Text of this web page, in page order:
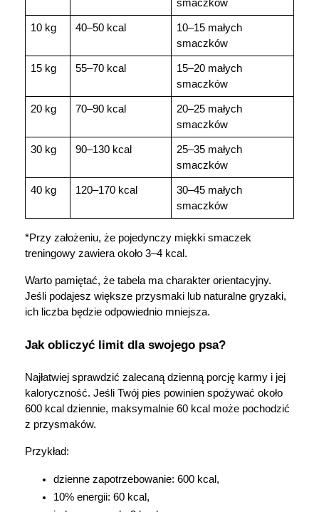
smaczków
10 kg 40–50 kcal
10–15 małych
smaczków
15 kg 55–70 kcal
15–20 małych
smaczków
20 kg 70–90 kcal
20–25 małych
smaczków
30 kg 90–130 kcal
25–35 małych
smaczków
40 kg 120–170 kcal
30–45 małych
smaczków
*Przy założeniu, że pojedynczy miękki smaczek
treningowy zawiera około 3–4 kcal.
Warto pamiętać, że tabela ma charakter orientacyjny.
Jeśli podajesz większe przysmaki lub naturalne gryzaki,
ich liczba będzie odpowiednio mniejsza.
Jak obliczyć limit dla swojego psa?
Najłatwiej sprawdzić zalecaną dzienną porcję karmy i jej
kaloryczność. Jeśli Twój pies powinien spożywać około
600 kcal dziennie, maksymalnie 60 kcal może pochodzić
z przysmaków.
Przykład:
dzienne zapotrzebowanie: 600 kcal,
10% energii: 60 kcal,